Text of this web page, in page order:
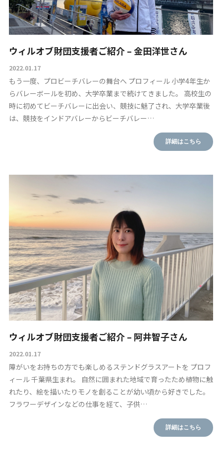
ウィルオブ財団支援者ご紹介 – 金田洋世さん
2022.01.17
もう一度、プロビーチバレーの舞台へ プロフィール 小学4年生か
らバレーボールを初め、大学卒業まで続けてきました。 高校生の
時に初めてビーチバレーに出会い、競技に魅了され、大学卒業後
は、競技をインドアバレーからビーチバレー…
詳細はこちら
ウィルオブ財団支援者ご紹介 – 阿井智子さん
2022.01.17
障がいをお持ちの方でも楽しめるステンドグラスアートを プロフ
ィール 千葉県生まれ。 自然に囲まれた地域で育ったため植物に触
れたり、絵を描いたりモノを創ることが幼い頃から好きでした。
フラワーデザインなどの仕事を経て、子供…
詳細はこちら